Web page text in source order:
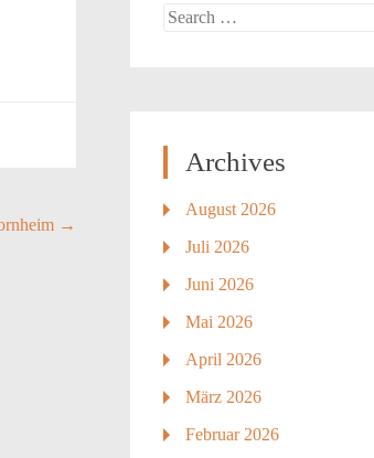
→
Search
Archives
August 2026
Juli 2026
Juni 2026
Mai 2026
April 2026
März 2026
Februar 2026